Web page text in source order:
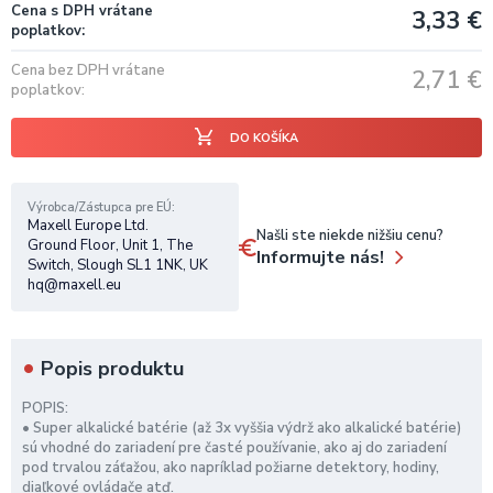
Cena s DPH vrátane
poplatkov
3,33 €
Cena bez DPH vrátane
poplatkov
2,71 €
DO KOŠÍKA
Výrobca/Zástupca pre EÚ
Maxell Europe Ltd.
Ground Floor, Unit 1, The
Switch, Slough SL1 1NK, UK
hq@maxell.eu
Našli ste niekde nižšiu cenu?
Informujte nás!
Popis produktu
POPIS:
• Super alkalické batérie (až 3x vyššia výdrž ako alkalické batérie)
sú vhodné do zariadení pre časté používanie, ako aj do zariadení
pod trvalou záťažou, ako napríklad požiarne detektory, hodiny,
diaľkové ovládače atď.